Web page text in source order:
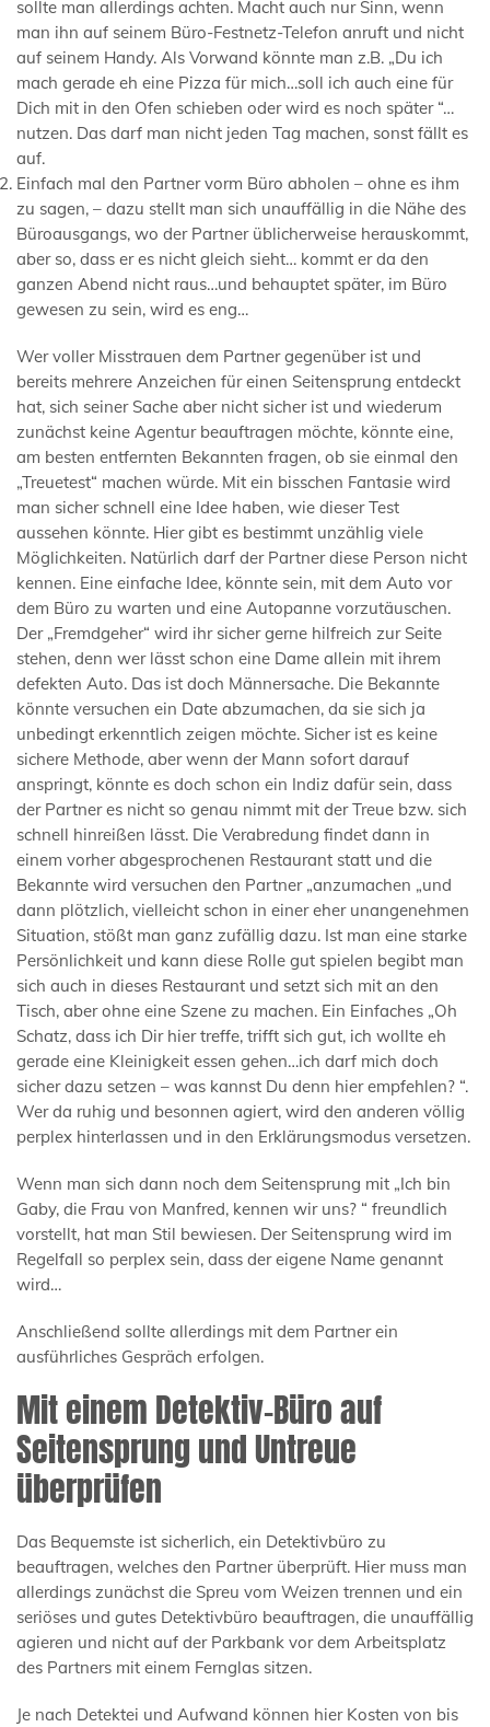
sollte man allerdings achten. Macht auch nur Sinn, wenn
man ihn auf seinem Büro-Festnetz-Telefon anruft und nicht
auf seinem Handy. Als Vorwand könnte man z.B. „Du ich
mach gerade eh eine Pizza für mich…soll ich auch eine für
Dich mit in den Ofen schieben oder wird es noch später “…
nutzen. Das darf man nicht jeden Tag machen, sonst fällt es
auf.
Einfach mal den Partner vorm Büro abholen – ohne es ihm
zu sagen, – dazu stellt man sich unauffällig in die Nähe des
Büroausgangs, wo der Partner üblicherweise herauskommt,
aber so, dass er es nicht gleich sieht… kommt er da den
ganzen Abend nicht raus…und behauptet später, im Büro
gewesen zu sein, wird es eng…
Wer voller Misstrauen dem Partner gegenüber ist und
bereits mehrere Anzeichen für einen Seitensprung entdeckt
hat, sich seiner Sache aber nicht sicher ist und wiederum
zunächst keine Agentur beauftragen möchte, könnte eine,
am besten entfernten Bekannten fragen, ob sie einmal den
„Treuetest“ machen würde. Mit ein bisschen Fantasie wird
man sicher schnell eine Idee haben, wie dieser Test
aussehen könnte. Hier gibt es bestimmt unzählig viele
Möglichkeiten. Natürlich darf der Partner diese Person nicht
kennen. Eine einfache Idee, könnte sein, mit dem Auto vor
dem Büro zu warten und eine Autopanne vorzutäuschen.
Der „Fremdgeher“ wird ihr sicher gerne hilfreich zur Seite
stehen, denn wer lässt schon eine Dame allein mit ihrem
defekten Auto. Das ist doch Männersache. Die Bekannte
könnte versuchen ein Date abzumachen, da sie sich ja
unbedingt erkenntlich zeigen möchte. Sicher ist es keine
sichere Methode, aber wenn der Mann sofort darauf
anspringt, könnte es doch schon ein Indiz dafür sein, dass
der Partner es nicht so genau nimmt mit der Treue bzw. sich
schnell hinreißen lässt. Die Verabredung findet dann in
einem vorher abgesprochenen Restaurant statt und die
Bekannte wird versuchen den Partner „anzumachen „und
dann plötzlich, vielleicht schon in einer eher unangenehmen
Situation, stößt man ganz zufällig dazu. Ist man eine starke
Persönlichkeit und kann diese Rolle gut spielen begibt man
sich auch in dieses Restaurant und setzt sich mit an den
Tisch, aber ohne eine Szene zu machen. Ein Einfaches „Oh
Schatz, dass ich Dir hier treffe, trifft sich gut, ich wollte eh
gerade eine Kleinigkeit essen gehen…ich darf mich doch
sicher dazu setzen – was kannst Du denn hier empfehlen? “.
Wer da ruhig und besonnen agiert, wird den anderen völlig
perplex hinterlassen und in den Erklärungsmodus versetzen.
Wenn man sich dann noch dem Seitensprung mit „Ich bin
Gaby, die Frau von Manfred, kennen wir uns? “ freundlich
vorstellt, hat man Stil bewiesen. Der Seitensprung wird im
Regelfall so perplex sein, dass der eigene Name genannt
wird…
Anschließend sollte allerdings mit dem Partner ein
ausführliches Gespräch erfolgen.
Mit einem Detektiv-Büro auf
Seitensprung und Untreue
überprüfen
Das Bequemste ist sicherlich, ein Detektivbüro zu
beauftragen, welches den Partner überprüft. Hier muss man
allerdings zunächst die Spreu vom Weizen trennen und ein
seriöses und gutes Detektivbüro beauftragen, die unauffällig
agieren und nicht auf der Parkbank vor dem Arbeitsplatz
des Partners mit einem Fernglas sitzen.
Je nach Detektei und Aufwand können hier Kosten von bis